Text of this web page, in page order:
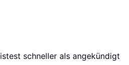
schneller als angekündigt